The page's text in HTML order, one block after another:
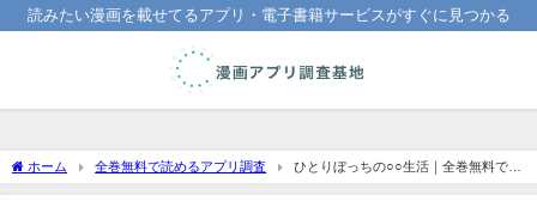
読みたい漫画を載せてるアプリ・電子書籍サービスがすぐに見つかる
ホーム 全巻無料で読めるアプリ調査
ひとりぼっちの○○生活｜全巻無料で読
めるアプリ調査！